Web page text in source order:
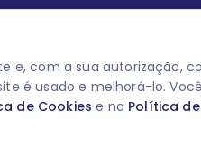
e, com a sua autorização,
é usado e melhorá-lo.
de Cookies e na Política de
Servier do Brasil respeita os seus
do Programa e apagar, editar ou
lo a qualquer momento